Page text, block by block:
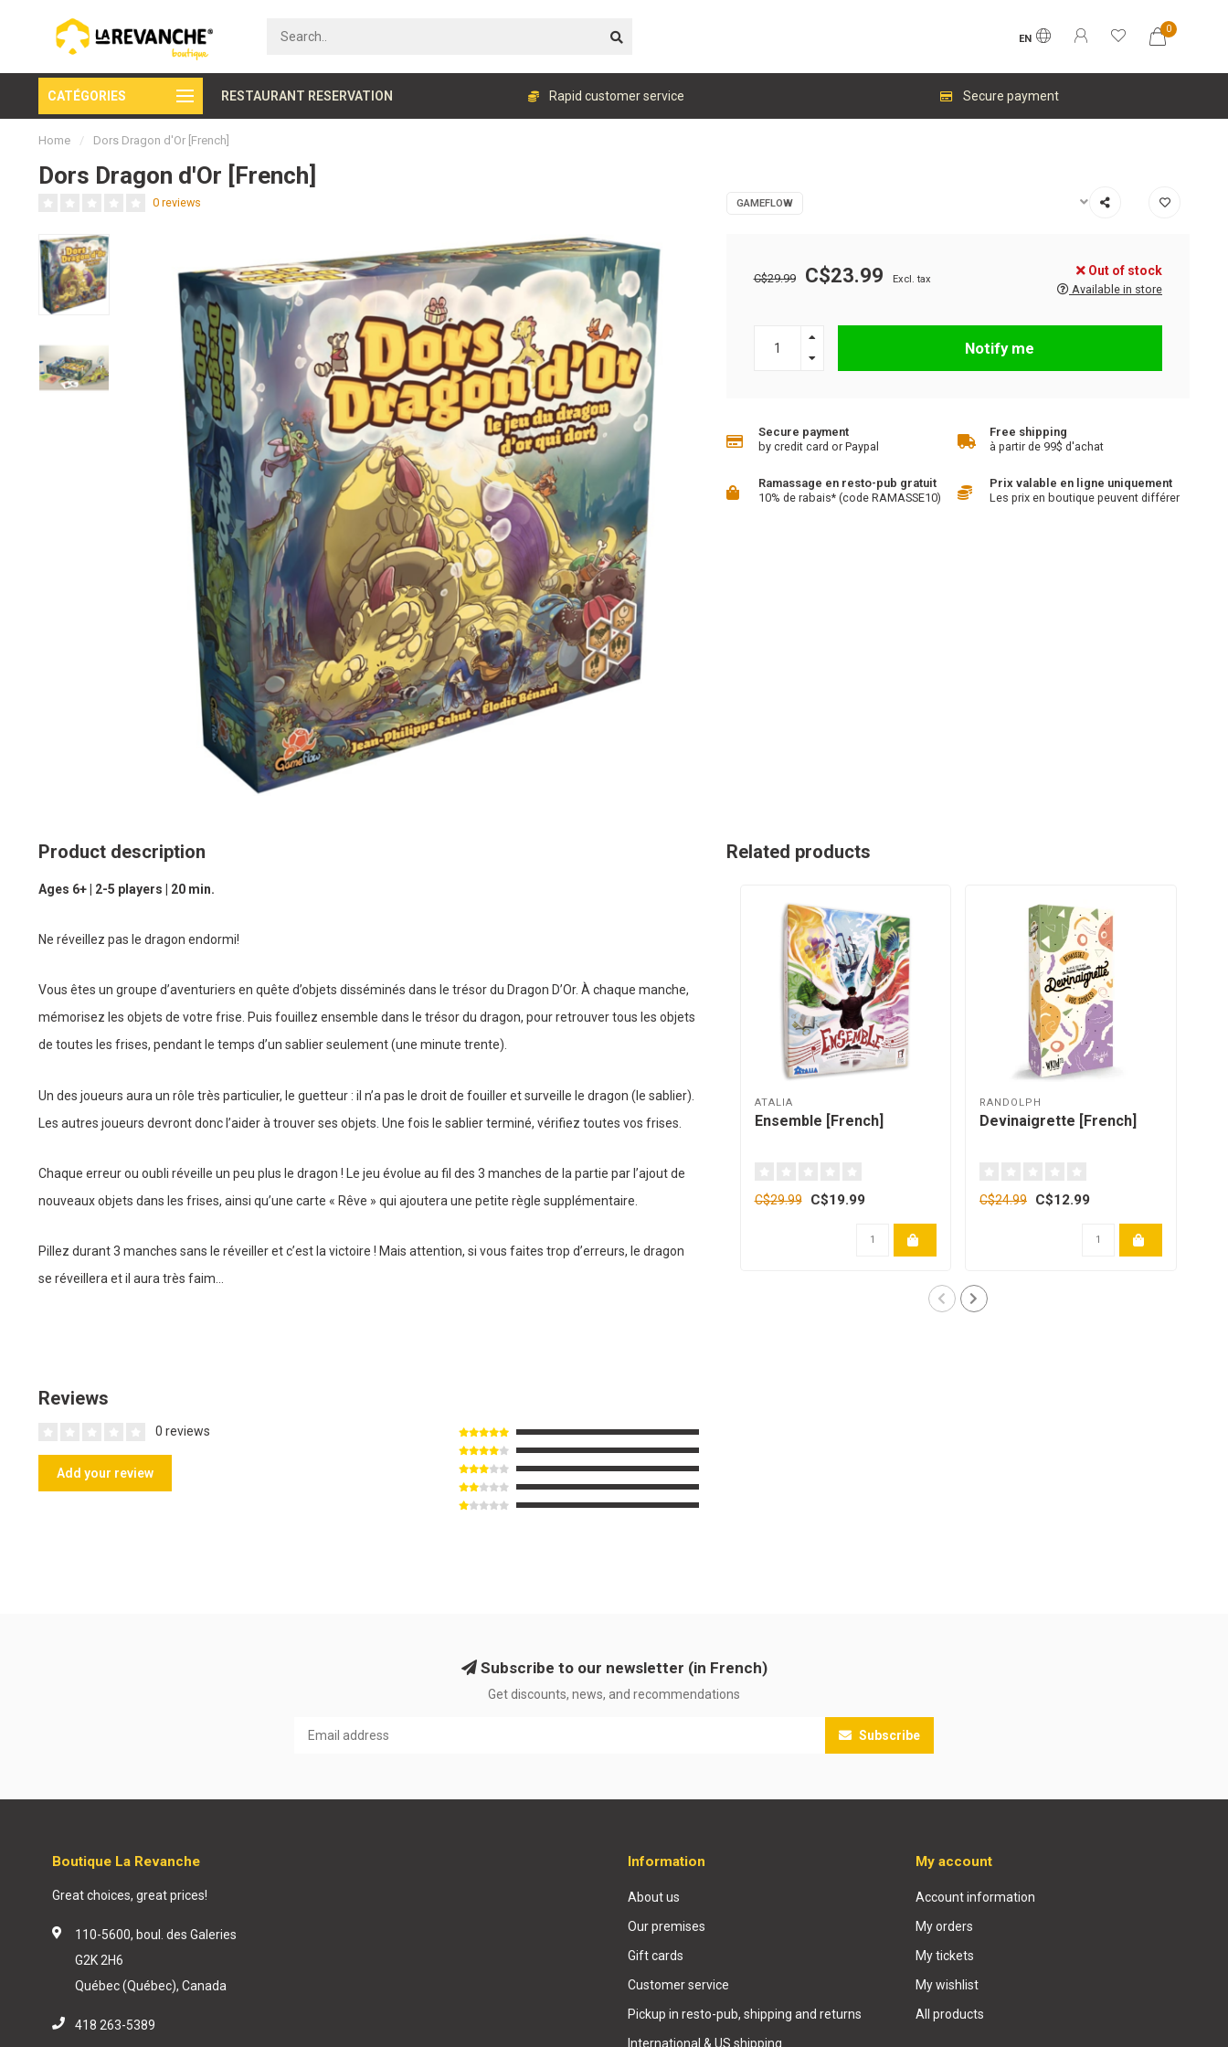
EN
0
CATÉGORIES RESTAURANT RESERVATION
Secure payment Rapid customer service Secure payment
Home / Dors Dragon d'Or [French]
Dors Dragon d'Or [French]
0 reviews GAMEFLOW
C$29.99 C$23.99 Excl. tax
Out of stock
Available in store
Notify me
Secure payment
by credit card or Paypal
Free shipping
à partir de 99$ d'achat
Ramassage en resto-pub gratuit
10% de rabais* (code RAMASSE10)
Prix valable en ligne uniquement
Les prix en boutique peuvent différer
Product description
Ages 6+ | 2-5 players | 20 min.
Ne réveillez pas le dragon endormi!
Vous êtes un groupe d’aventuriers en quête d’objets disséminés dans le trésor du Dragon D’Or. À chaque manche,
mémorisez les objets de votre frise. Puis fouillez ensemble dans le trésor du dragon, pour retrouver tous les objets
de toutes les frises, pendant le temps d’un sablier seulement (une minute trente).
Un des joueurs aura un rôle très particulier, le guetteur : il n’a pas le droit de fouiller et surveille le dragon (le sablier).
Les autres joueurs devront donc l’aider à trouver ses objets. Une fois le sablier terminé, vérifiez toutes vos frises.
Chaque erreur ou oubli réveille un peu plus le dragon ! Le jeu évolue au fil des 3 manches de la partie par l’ajout de
nouveaux objets dans les frises, ainsi qu’une carte « Rêve » qui ajoutera une petite règle supplémentaire.
Pillez durant 3 manches sans le réveiller et c’est la victoire ! Mais attention, si vous faites trop d’erreurs, le dragon
se réveillera et il aura très faim…
Reviews
0 reviews
Add your review
Related products
ATALIA
Ensemble [French]
C$29.99 C$19.99
RANDOLPH
Devinaigrette [French]
C$24.99 C$12.99
Subscribe to our newsletter (in French)
Get discounts, news, and recommendations
Subscribe
Boutique La Revanche
Great choices, great prices!
110-5600, boul. des Galeries
G2K 2H6
Québec (Québec), Canada
418 263-5389
Information
About us
Our premises
Gift cards
Customer service
Pickup in resto-pub, shipping and returns
International & US shipping
My account
Account information
My orders
My tickets
My wishlist
All products